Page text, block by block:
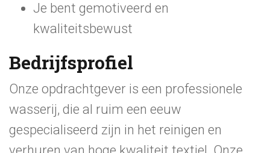
Je bent gemotiveerd en
kwaliteitsbewust
Bedrijfsprofiel
Onze opdrachtgever is een professionele
wasserij, die al ruim een eeuw
gespecialiseerd zijn in het reinigen en